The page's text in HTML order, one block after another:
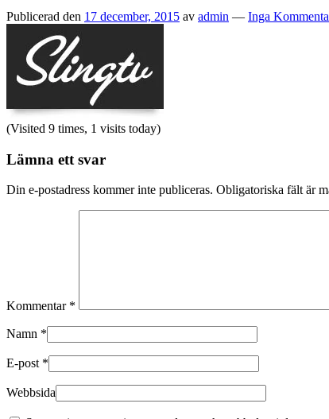
Publicerad den 17 december, 2015 av admin — Inga
(Visited 9 times, 1 visits today)
Lämna ett svar
Din e-postadress kommer inte publiceras. Obligatoriska fält är
Kommentar *
Namn *
E-post *
Webbsida